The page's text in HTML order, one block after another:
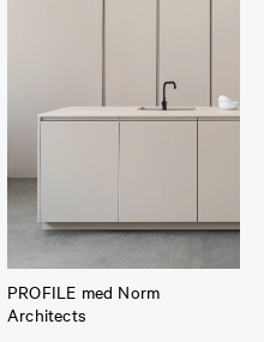
PROFILE med Norm
Architects